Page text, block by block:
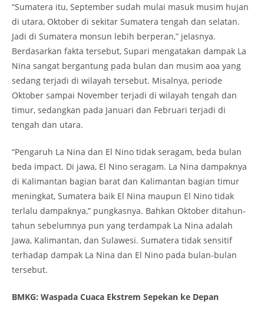
“Sumatera itu, September sudah mulai masuk musim hujan
di utara, Oktober di sekitar Sumatera tengah dan selatan.
Jadi di Sumatera monsun lebih berperan,” jelasnya.
Berdasarkan fakta tersebut, Supari mengatakan dampak La
Nina sangat bergantung pada bulan dan musim aoa yang
sedang terjadi di wilayah tersebut. Misalnya, periode
Oktober sampai November terjadi di wilayah tengah dan
timur, sedangkan pada Januari dan Februari terjadi di
tengah dan utara.
“Pengaruh La Nina dan El Nino tidak seragam, beda bulan
beda impact. Di jawa, El Nino seragam. La Nina dampaknya
di Kalimantan bagian barat dan Kalimantan bagian timur
meningkat, Sumatera baik El Nina maupun El Nino tidak
terlalu dampaknya,” pungkasnya. Bahkan Oktober ditahun-
tahun sebelumnya pun yang terdampak La Nina adalah
Jawa, Kalimantan, dan Sulawesi. Sumatera tidak sensitif
terhadap dampak La Nina dan El Nino pada bulan-bulan
tersebut.
BMKG: Waspada Cuaca Ekstrem Sepekan ke Depan